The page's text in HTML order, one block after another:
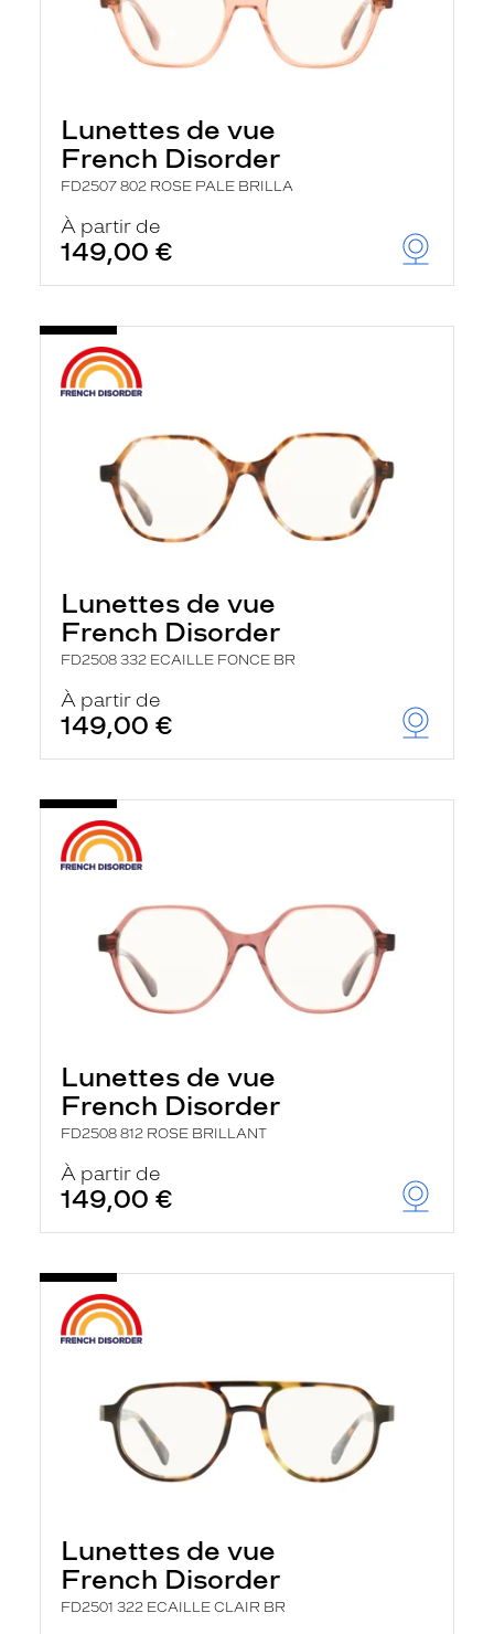
Lunettes de vue
French Disorder
FD2507 802 ROSE PALE BRILLA
À partir de
149,00 €
Lunettes de vue
French Disorder
FD2508 332 ECAILLE FONCE BR
À partir de
149,00 €
Lunettes de vue
French Disorder
FD2508 812 ROSE BRILLANT
À partir de
149,00 €
Lunettes de vue
French Disorder
FD2501 322 ECAILLE CLAIR BR